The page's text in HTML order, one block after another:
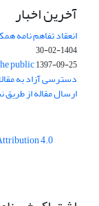
آخرین اخبار
انعقاد تفاهم نامه
1404-02-30
public1397-09-25
دسترسی آزاد به
ارسال مقاله از طریق
4.0